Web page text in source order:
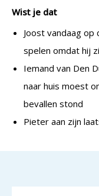
Wist je dat
Joost vandaag op
spelen omdat hij
Iemand van Den
naar huis moest
bevallen stond
Pieter aan zijn